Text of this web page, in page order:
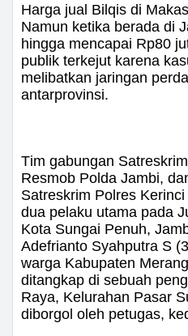
Harga jual Bilqis di
Namun ketika berada di
hingga mencapai Rp80
publik terkejut karena
melibatkan jaringan
antarprovinsi.
Tim gabungan
Resmob Polda Jambi,
Satreskrim Polres
dua pelaku utama pada
Kota Sungai Penuh,
Adefrianto Syahputra S
warga Kabupaten
ditangkap di sebuah
Raya, Kelurahan Pasar
diborgol oleh petugas,